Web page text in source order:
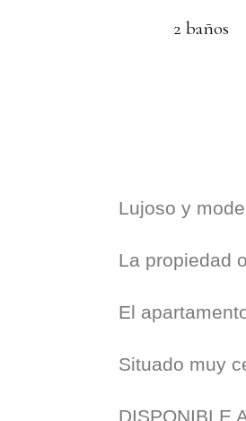
2 baños
Lujoso y
La propiedad
El
Situado muy
DISPONIBLE